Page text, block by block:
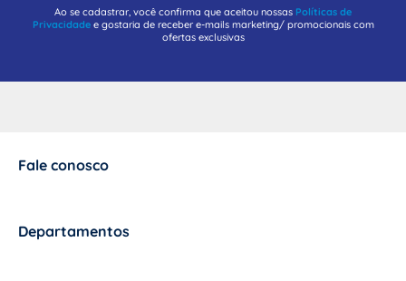
Ao se cadastrar, você confirma que aceitou nossas Políticas de
Privacidadee gostaria de receber e-mails marketing/ promocionais com
ofertas exclusivas
Fale conosco
Departamentos